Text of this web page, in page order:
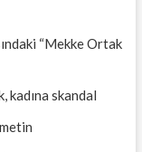
“Mekke Ortak
kadına skandal